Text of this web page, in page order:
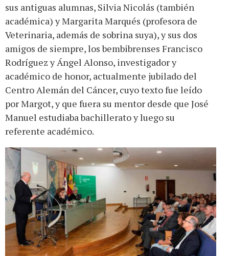
sus antiguas alumnas, Silvia Nicolás (también
académica) y Margarita Marqués (profesora de
Veterinaria, además de sobrina suya), y sus dos
amigos de siempre, los bembibrenses Francisco
Rodríguez y Ángel Alonso, investigador y
académico de honor, actualmente jubilado del
Centro Alemán del Cáncer, cuyo texto fue leído
por Margot, y que fuera su mentor desde que José
Manuel estudiaba bachillerato y luego su
referente académico.